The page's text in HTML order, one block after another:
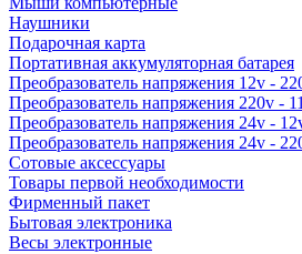
Наушники
Подарочная карта
Портативная аккумуляторная батарея
Преобразователь напряжения 12v -
Преобразователь напряжения 220v -
Преобразователь напряжения 24v -
Преобразователь напряжения 24v -
Сотовые аксессуары
Товары первой необходимости
Фирменный пакет
Бытовая электроника
Весы электронные